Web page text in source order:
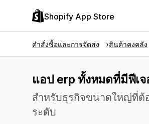
Shopify App Store
คำสั่งซื้อและการจัดส่ง สินค้าคงคลัง
แอป erp ทั้งหมดที่มีฟีเ
สำหรับธุรกิจขนาดใหญ่ที่ต้
ระดับ